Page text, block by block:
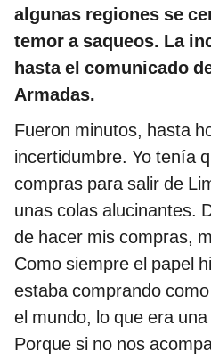
algunas regiones se
temor a saqueos. La
hasta el comunicado
Armadas.
Fueron minutos, hasta
incertidumbre. Yo tenía
compras para salir de
unas colas alucinantes.
de hacer mis compras,
Como siempre el papel
estaba comprando
el mundo, lo que era
Porque si no nos